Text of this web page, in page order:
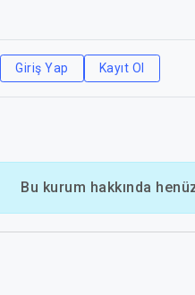
Giriş Yap Kayıt Ol
Bu kurum hakkında